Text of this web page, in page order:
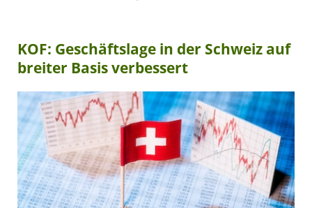
KOF: Geschäftslage in der Schweiz auf
breiter Basis verbessert